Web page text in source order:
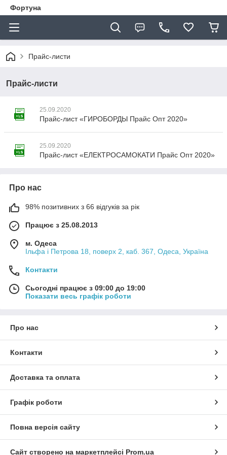
Фортуна
Прайс-листи
Прайс-листи
25.09.2020
Прайс-лист «ГИРОБОРДЫ Прайс Опт 2020»
25.09.2020
Прайс-лист «ЕЛЕКТРОСАМОКАТИ Прайс Опт 2020»
Про нас
98% позитивних з 66 відгуків за рік
Працює з 25.08.2013
м. Одеса
Ільфа і Петрова 18, поверх 2, каб. 367, Одеса, Україна
Контакти
Сьогодні працює з 09:00 до 19:00
Показати весь графік роботи
Про нас
Контакти
Доставка та оплата
Графік роботи
Повна версія сайту
Сайт створено на маркетплейсі Prom.ua